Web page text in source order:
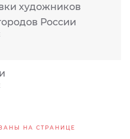
художников
России
НА СТРАНИЦЕ